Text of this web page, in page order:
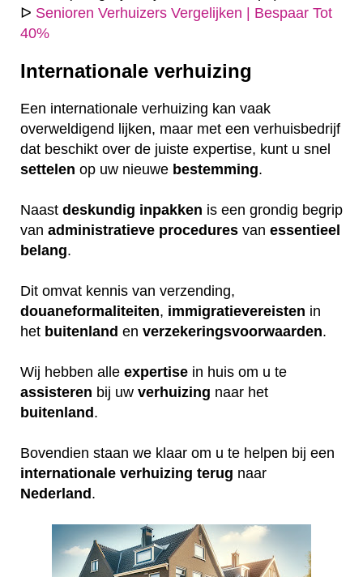
ᐅ Senioren Verhuizers Vergelijken | Bespaar Tot
40%
Internationale verhuizing
Een internationale verhuizing kan vaak
overweldigend lijken, maar met een verhuisbedrijf
dat beschikt over de juiste expertise, kunt u snel
settelen op uw nieuwe bestemming.
Naast deskundig inpakken is een grondig begrip
van administratieve procedures van essentieel
belang.
Dit omvat kennis van verzending,
douaneformaliteiten, immigratievereisten in
het buitenland en verzekeringsvoorwaarden.
Wij hebben alle expertise in huis om u te
assisteren bij uw verhuizing naar het
buitenland.
Bovendien staan we klaar om u te helpen bij een
internationale verhuizing terug naar
Nederland.